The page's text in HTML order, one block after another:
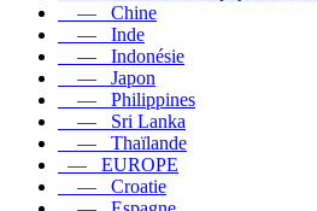
— Chine
— Inde
— Indonésie
— Japon
— Philippines
— Sri Lanka
— Thaïlande
— EUROPE
— Croatie